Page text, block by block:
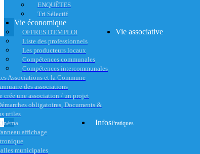
ENQUÊTES
Tri Sélectif
Vie économique
OFFRES D'EMPLOI
Liste des professionnels
Les producteurs locaux
Compétences communales
Compétences intercommunales
Vie associative
Associations et la Commune
des associations
crée une association / un projet
obligatoires, Documents &
utiles
affichage
municipales
InfosPratiques